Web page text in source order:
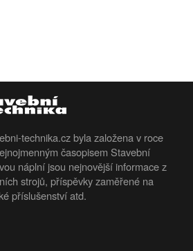
technika.cz byla založena v roce
časopisem Stavební
náplní jsou nejnovější informace z
strojů, příspěvky zaměřené na
příslušenství atd.